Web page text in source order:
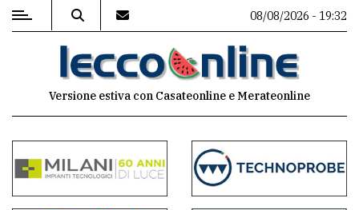
MENU
commenti
Contenuti
08/08/2026 - 19:32
Versione estiva con Casateonline e Merateonline